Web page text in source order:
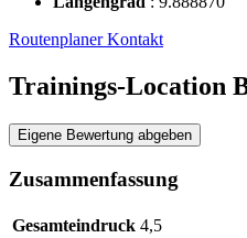
RoutenplanerKontakt
Trainings-Location
Eigene Bewertung abgeben
Zusammenfassung
Gesamteindruck 4,5